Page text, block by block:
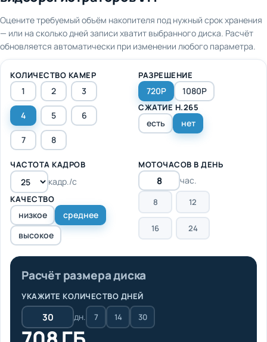
— или на сколько дней записи хватит выбранного диска. Расчёт
обновляется автоматически при изменении любого параметра.
1 2 3
4 5 6
7 8
720P 1080P
СЖАТИЕ H.265
есть нет
КАЧЕСТВО
низкое
среднее
высокое
Расчёт размера диска
7 14 30
708 ГБ